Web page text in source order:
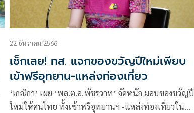
22 ธันวาคม 2566
เช็กเลย! ทส. แจกของขวัญปีใหม่เพียบ
เข้าฟรีอุทยาน-แหล่งท่องเที่ยว
‘เกณิกา’ เผย ‘พล.ต.อ.พัชรวาท’ จัดหนัก มอบของขวัญปี
ใหม่ให้คนไทย ทั้งเข้าฟรีอุทยานฯ -แหล่งท่องเที่ยวใน